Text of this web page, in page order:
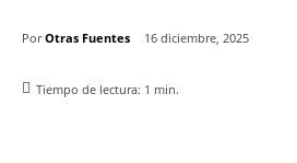
Por Otras Fuentes 16 diciembre, 2025
Tiempo de lectura: 1 min.